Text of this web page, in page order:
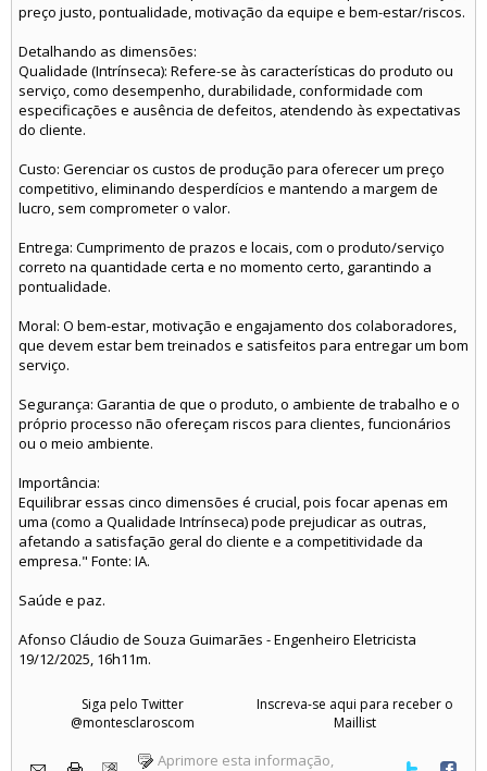
preço justo, pontualidade, motivação da equipe e bem-estar/riscos.
Detalhando as dimensões:
Qualidade (Intrínseca): Refere-se às características do produto ou
serviço, como desempenho, durabilidade, conformidade com
especificações e ausência de defeitos, atendendo às expectativas
do cliente.
Custo: Gerenciar os custos de produção para oferecer um preço
competitivo, eliminando desperdícios e mantendo a margem de
lucro, sem comprometer o valor.
Entrega: Cumprimento de prazos e locais, com o produto/serviço
correto na quantidade certa e no momento certo, garantindo a
pontualidade.
Moral: O bem-estar, motivação e engajamento dos colaboradores,
que devem estar bem treinados e satisfeitos para entregar um bom
serviço.
Segurança: Garantia de que o produto, o ambiente de trabalho e o
próprio processo não ofereçam riscos para clientes, funcionários
ou o meio ambiente.
Importância:
Equilibrar essas cinco dimensões é crucial, pois focar apenas em
uma (como a Qualidade Intrínseca) pode prejudicar as outras,
afetando a satisfação geral do cliente e a competitividade da
empresa." Fonte: IA.
Saúde e paz.
Afonso Cláudio de Souza Guimarães - Engenheiro Eletricista
19/12/2025, 16h11m.
Siga pelo Twitter
@montesclaroscom
Inscreva-se aqui para receber o
Maillist
Aprimore esta informação,